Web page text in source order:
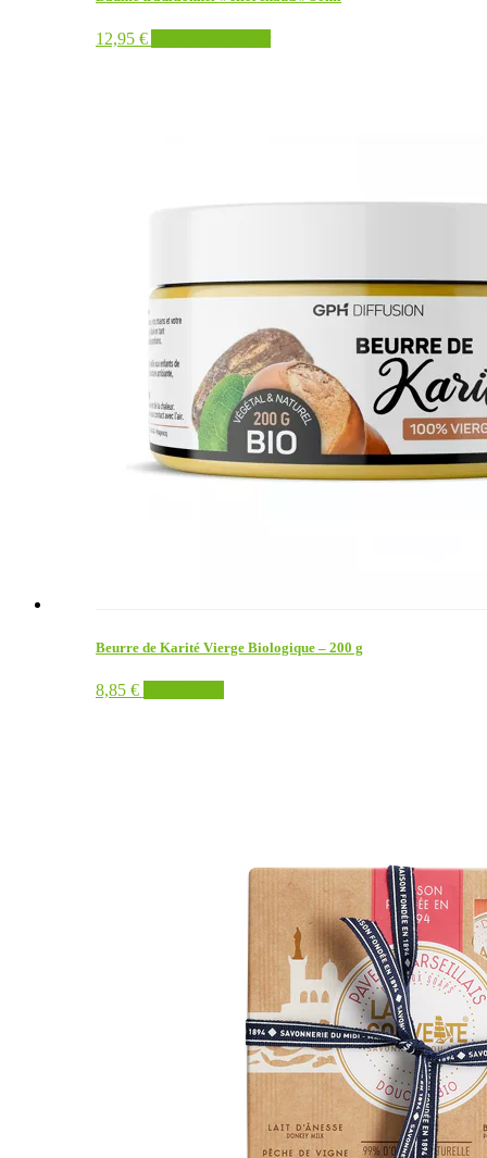
12,95 €
Beurre de Karité Vierge Biologique – 200 g
8,85 €